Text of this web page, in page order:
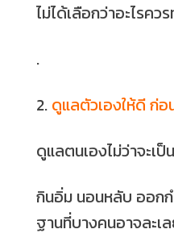
ไม่ได้เลือกว่าอะไรคว
.
2.ดูแลตัวเองให้ดี ก่อ
ดูแลตนเองไม่ว่าจะเ
กินอิ่ม นอนหลับ ออก
ฐานที่บางคนอาจละเ